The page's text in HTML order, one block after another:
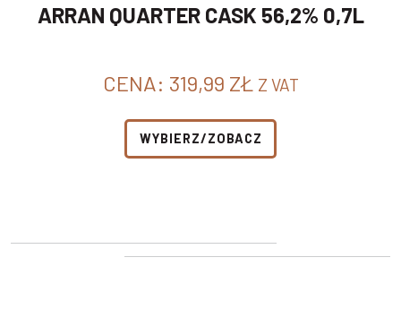
ARRAN QUARTER CASK 56,2% 0,7L
CENA: 319,99 ZŁ Z VAT
WYBIERZ/ZOBACZ